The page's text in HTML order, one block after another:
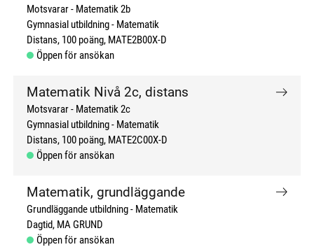
Motsvarar - Matematik 2b
Gymnasial utbildning
Matematik
Distans 100 poäng MATE2B00X-D
Öppen för ansökan
Matematik Nivå 2c, distans
Motsvarar - Matematik 2c
Gymnasial utbildning
Matematik
Distans 100 poäng MATE2C00X-D
Öppen för ansökan
Matematik, grundläggande
Grundläggande utbildning
Matematik
Dagtid MA GRUND
Öppen för ansökan